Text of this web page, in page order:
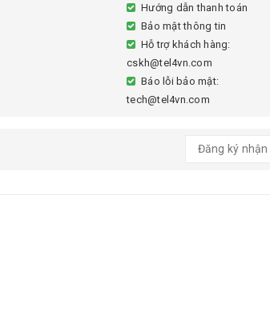
Hướng dẫn thanh toán
Bảo mật thông tin
Hỗ trợ khách hàng:
cskh@tel4vn.com
Báo lỗi bảo mật:
tech@tel4vn.com